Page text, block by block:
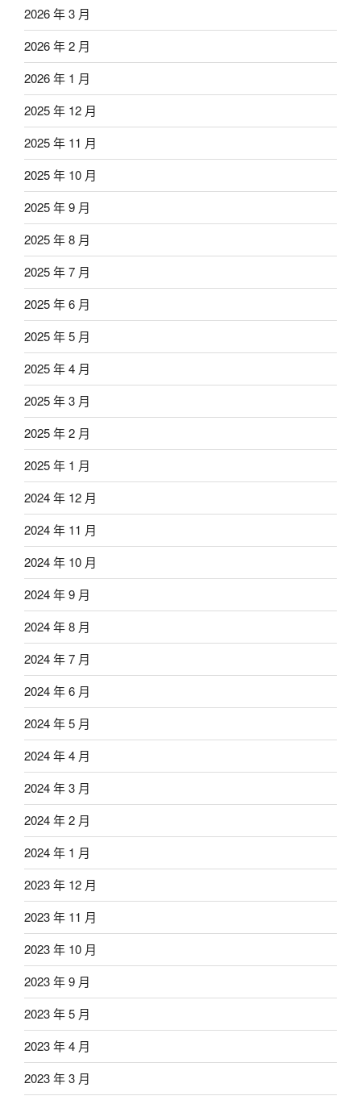
2026 年 3 月
2026 年 2 月
2026 年 1 月
2025 年 12 月
2025 年 11 月
2025 年 10 月
2025 年 9 月
2025 年 8 月
2025 年 7 月
2025 年 6 月
2025 年 5 月
2025 年 4 月
2025 年 3 月
2025 年 2 月
2025 年 1 月
2024 年 12 月
2024 年 11 月
2024 年 10 月
2024 年 9 月
2024 年 8 月
2024 年 7 月
2024 年 6 月
2024 年 5 月
2024 年 4 月
2024 年 3 月
2024 年 2 月
2024 年 1 月
2023 年 12 月
2023 年 11 月
2023 年 10 月
2023 年 9 月
2023 年 5 月
2023 年 4 月
2023 年 3 月